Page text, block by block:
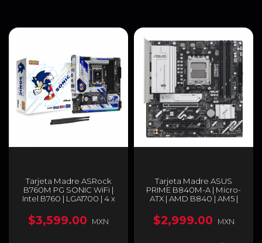
Tarjeta Madre ASRock
B760M PG SONIC WiFi |
Intel B760 | LGA1700 | 4 x
eDP 1.4 / 1 x HDMI 2.1 / 1 x
DisplayPort 1.4 | Wi-Fi 6E |
$3,599.00 MXN
Tarjeta Madre ASUS
PRIME B840M-A | Micro-
ATX | AMD B840 | AM5 |
Negro | PRIME B840M-A
$2,999.00 MXN